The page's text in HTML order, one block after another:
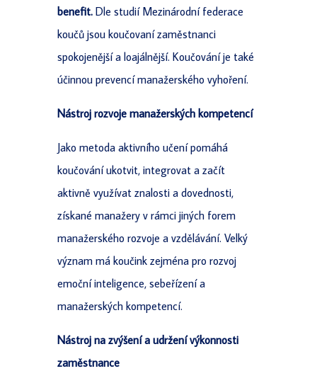
benefit.Dle studií Mezinárodní federace
koučů jsou koučovaní zaměstnanci
spokojenější a loajálnější. Koučování je také
účinnou prevencí manažerského vyhoření.
Nástroj rozvoje manažerských kompetencí
Jako metoda aktivního učení pomáhá
koučování ukotvit, integrovat a začít
aktivně využívat znalosti a dovednosti,
získané manažery v rámci jiných forem
manažerského rozvoje a vzdělávání. Velký
význam má koučink zejména pro rozvoj
emoční inteligence, sebeřízení a
manažerských kompetencí.
Nástroj na zvýšení a udržení výkonnosti
zaměstnance